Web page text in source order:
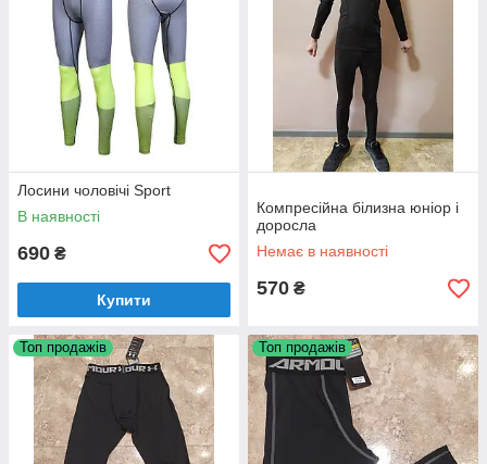
Лосини чоловічі Sport
В наявності
690 ₴
Купити
Компресійна білизна юніор і
доросла
Немає в наявності
570 ₴
Топ продажів Топ продажів